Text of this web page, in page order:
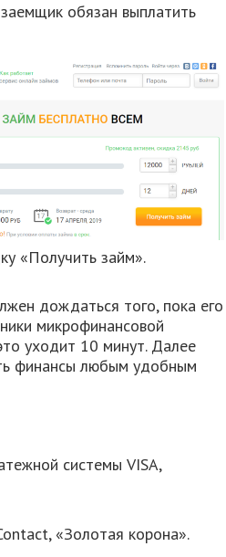
обязан выплатить
«Получить займ».
дождаться того, пока его
микрофинансовой
уходит 10 минут. Далее
финансы любым удобным
системы VISA,
«Золотая корона».